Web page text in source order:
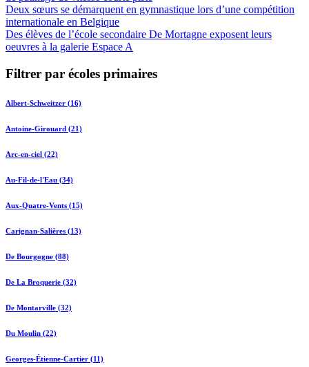
Deux sœurs se démarquent en gymnastique lors d’une compétition
internationale en Belgique
Des élèves de l’école secondaire De Mortagne exposent leurs
oeuvres à la galerie Espace A
Filtrer par écoles primaires
Albert-Schweitzer (16)
Antoine-Girouard (21)
Arc-en-ciel (22)
Au-Fil-de-l'Eau (34)
Aux-Quatre-Vents (15)
Carignan-Salières (13)
De Bourgogne (88)
De La Broquerie (32)
De Montarville (32)
Du Moulin (22)
Georges-Étienne-Cartier (11)